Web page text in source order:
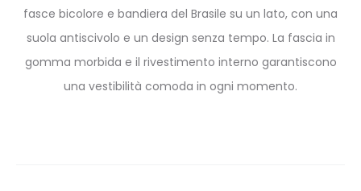
fasce bicolore e bandiera del Brasile su un lato, con una
suola antiscivolo e un design senza tempo. La fascia in
gomma morbida e il rivestimento interno garantiscono
una vestibilità comoda in ogni momento.